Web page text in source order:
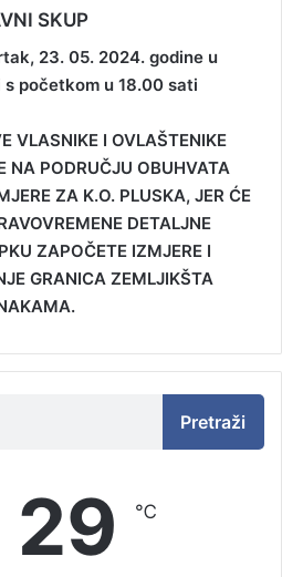
SKUP
23. 05. 2024. godine u
početkom u 18.00 sati
VLASNIKE I OVLAŠTENIKE
NA PODRUČJU OBUHVATA
ZA K.O. PLUSKA, JER ĆE
DETALJNE
ZAPOČETE IZMJERE I
GRANICA ZEMLJIKŠTA
Pretraži
29 ℃